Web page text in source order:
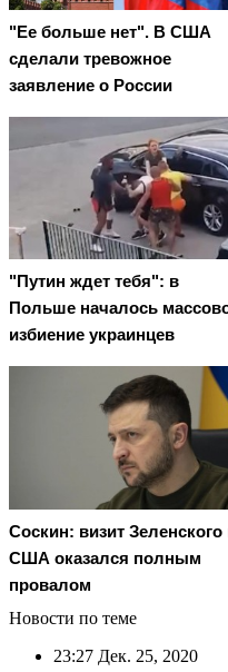
"Ее больше нет". В США
сделали тревожное
заявление о России
"Путин ждет тебя": в
Польше началось
избиение украинцев
Соскин: визит Зеленского
США оказался полным
провалом
Новости по теме
23:27 Дек. 25, 2020